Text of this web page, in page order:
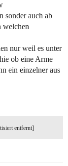
sonder auch ab
welchen
nur weil es unter
ob eine Arme
ein einzelner aus
entfernt]